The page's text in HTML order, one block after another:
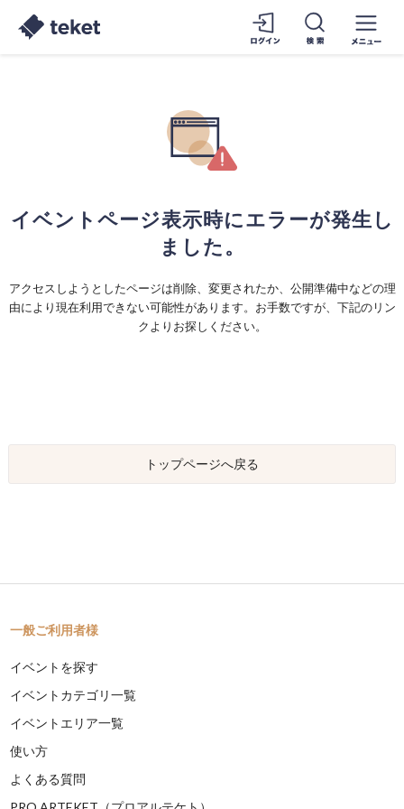
イベントページ表示時にエラーが発生し
ました。
アクセスしようとしたページは削除、変更されたか、公開準備中などの理
由により現在利用できない可能性があります。お手数ですが、下記のリン
クよりお探しください。
トップページへ戻る
一般ご利用者様
イベントを探す
イベントカテゴリ一覧
イベントエリア一覧
使い方
よくある質問